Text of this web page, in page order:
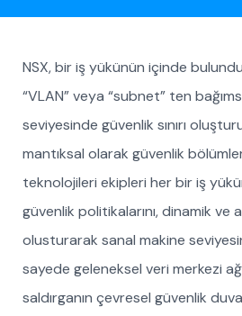
NSX, bir iş yükünün içinde
“VLAN” veya “subnet” ten
seviyesinde güvenlik sınırı
mantıksal olarak güvenlik
teknolojileri ekipleri her bir iş
güvenlik politikalarını, dinamik ve
olusturarak sanal makine
sayede geleneksel veri merkezi
saldırganın çevresel güvenlik